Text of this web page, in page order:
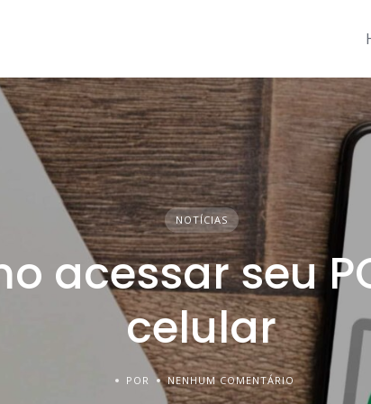
NOTÍCIAS
acessar seu
celular
POR NENHUM COMENTÁRIO